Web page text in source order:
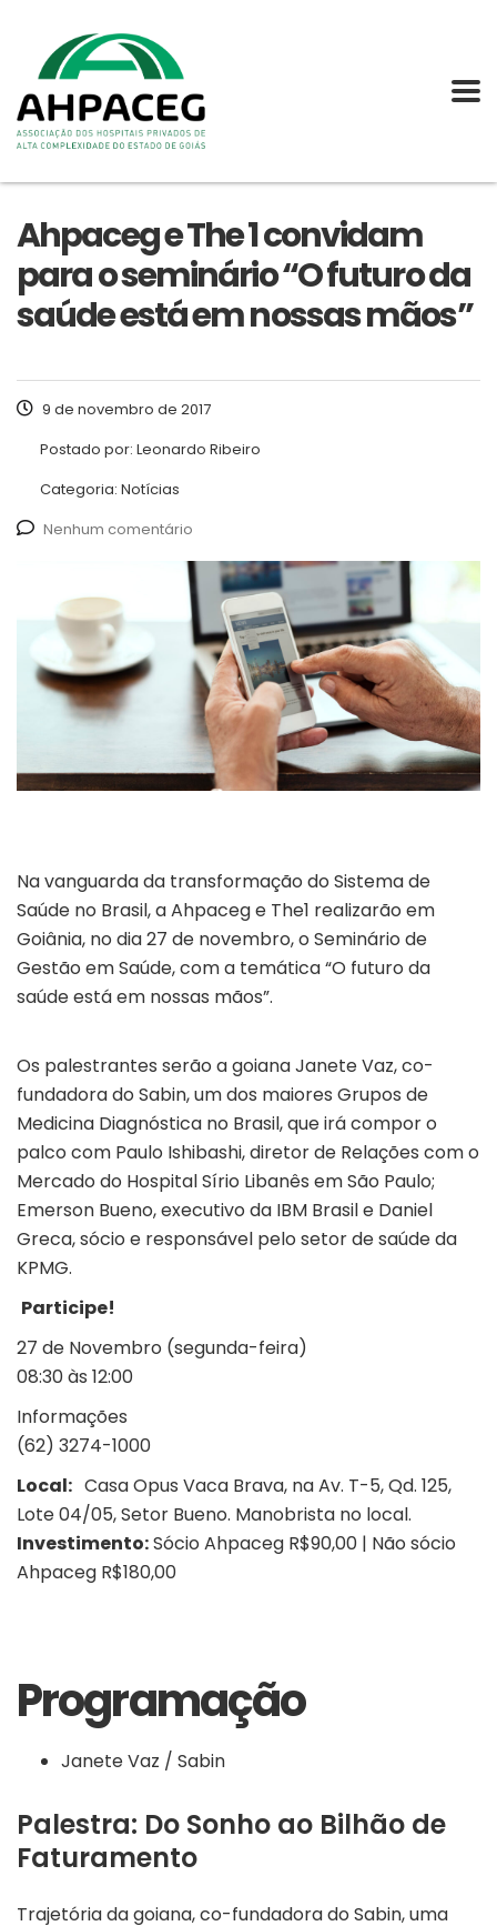
Ahpaceg e The 1 convidam
para o seminário “O futuro da
saúde está em nossas mãos”
9 de novembro de 2017
Postado por: Leonardo Ribeiro
Categoria: Notícias
Nenhum comentário
Na vanguarda da transformação do Sistema de
Saúde no Brasil, a Ahpaceg e The1 realizarão em
Goiânia, no dia 27 de novembro, o Seminário de
Gestão em Saúde, com a temática “O futuro da
saúde está em nossas mãos”.
Os palestrantes serão a goiana Janete Vaz, co-
fundadora do Sabin, um dos maiores Grupos de
Medicina Diagnóstica no Brasil, que irá compor o
palco com Paulo Ishibashi, diretor de Relações com o
Mercado do Hospital Sírio Libanês em São Paulo;
Emerson Bueno, executivo da IBM Brasil e Daniel
Greca, sócio e responsável pelo setor de saúde da
KPMG.
Participe!
27 de Novembro (segunda-feira)
08:30 às 12:00
Informações
(62) 3274-1000
Local: Casa Opus Vaca Brava, na Av. T-5, Qd. 125,
Lote 04/05, Setor Bueno. Manobrista no local.
Investimento:Sócio Ahpaceg R$90,00 | Não sócio
Ahpaceg R$180,00
Programação
Janete Vaz / Sabin
Palestra: Do Sonho ao Bilhão de
Faturamento
Trajetória da goiana, co-fundadora do Sabin, uma